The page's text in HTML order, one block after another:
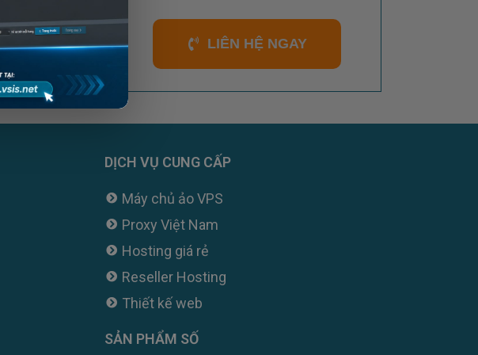
LIÊN HỆ NGAY
DỊCH VỤ CUNG CẤP
Máy chủ ảo VPS
Proxy Việt Nam
Hosting giá rẻ
Reseller Hosting
Thiết kế web
SẢN PHẨM SỐ